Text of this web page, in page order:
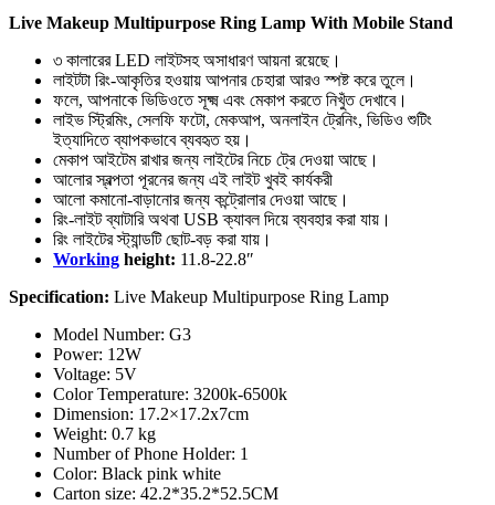
Live Makeup Multipurpose Ring Lamp With Mobile Stand
৩ কালারের LED লাইটসহ অসাধারণ আয়না রয়েছে।
লাইটটা রিং-আকৃতির হওয়ায় আপনার চেহারা আরও স্পষ্ট করে তুলে।
ফলে, আপনাকে ভিডিওতে সূক্ষ্ম এবং মেকাপ করতে নিখুঁত দেখাবে।
লাইভ স্ট্রিমিং, সেলফি ফটো, মেকআপ, অনলাইন ট্রেনিং, ভিডিও শুটিং
ইত্যাদিতে ব্যাপকভাবে ব্যবহৃত হয়।
মেকাপ আইটেম রাখার জন্য লাইটের নিচে ট্রে দেওয়া আছে।
আলোর স্বল্পতা পূরনের জন্য এই লাইট খুবই কার্যকরী
আলো কমানো-বাড়ানোর জন্য কন্ট্রোলার দেওয়া আছে।
রিং-লাইট ব্যাটারি অথবা USB ক্যাবল দিয়ে ব্যবহার করা যায়।
রিং লাইটের স্ট্যান্ডটি ছোট-বড় করা যায়।
Working height: 11.8-22.8″
Specification: Live Makeup Multipurpose Ring Lamp
Model Number: G3
Power: 12W
Voltage: 5V
Color Temperature: 3200k-6500k
Dimension: 17.2×17.2x7cm
Weight: 0.7 kg
Number of Phone Holder: 1
Color: Black pink white
Carton size: 42.2*35.2*52.5CM